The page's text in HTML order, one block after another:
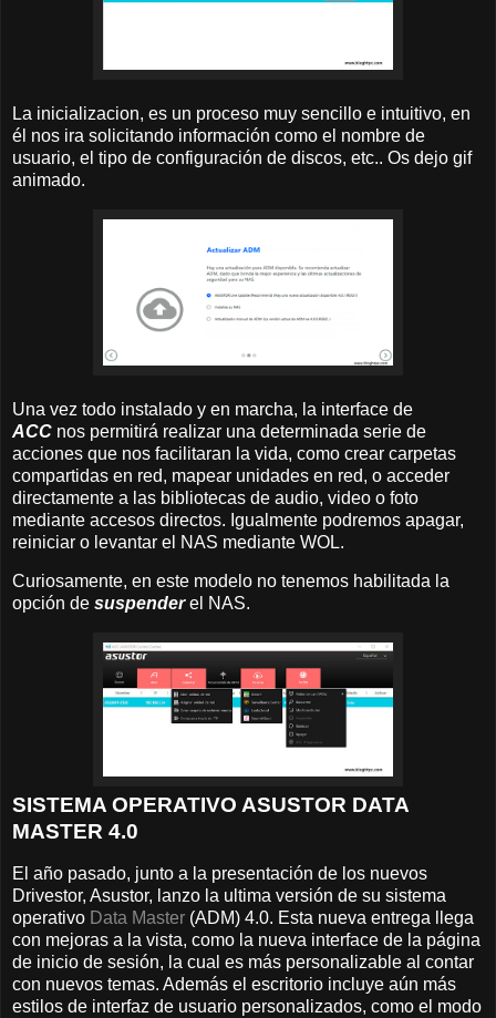
La inicializacion, es un proceso muy sencillo e intuitivo, en
él nos ira solicitando información como el nombre de
usuario, el tipo de configuración de discos, etc.. Os dejo gif
animado.
Una vez todo instalado y en marcha, la interface de
ACC nos permitirá realizar una determinada serie de
acciones que nos facilitaran la vida, como crear carpetas
compartidas en red, mapear unidades en red, o acceder
directamente a las bibliotecas de audio, video o foto
mediante accesos directos. Igualmente podremos apagar,
reiniciar o levantar el NAS mediante WOL.
Curiosamente, en este modelo no tenemos habilitada la
opción de suspenderel NAS.
SISTEMA OPERATIVO ASUSTOR DATA
MASTER 4.0
El año pasado, junto a la presentación de los nuevos
Drivestor, Asustor, lanzo la ultima versión de su sistema
operativo Data Master (ADM) 4.0. Esta nueva entrega llega
con mejoras a la vista, como la nueva interface de la página
de inicio de sesión, la cual es más personalizable al contar
con nuevos temas. Además el escritorio incluye aún más
estilos de interfaz de usuario personalizados, como el modo